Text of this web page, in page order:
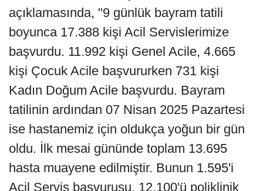
açıklamasında, "9 günlük bayram tatili
boyunca 17.388 kişi Acil Servislerimize
başvurdu. 11.992 kişi Genel Acile, 4.665
kişi Çocuk Acile başvururken 731 kişi
Kadın Doğum Acile başvurdu. Bayram
tatilinin ardından 07 Nisan 2025 Pazartesi
ise hastanemiz için oldukça yoğun bir gün
oldu. İlk mesai gününde toplam 13.695
hasta muayene edilmiştir. Bunun 1.595'i
Acil Servis başvurusu, 12.100'ü poliklinik